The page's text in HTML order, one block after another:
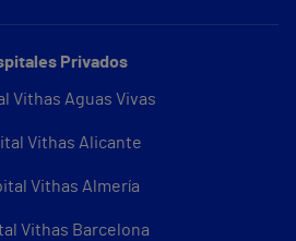
Privados
Vithas Aguas Vivas
Vithas Alicante
Vithas Almería
Vithas Barcelona